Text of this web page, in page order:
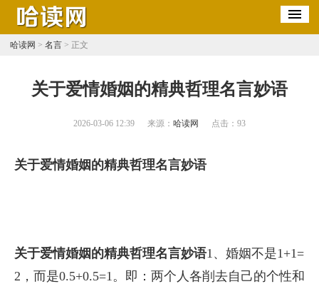
哈读网 > 名言> 正文
​关于爱情婚姻的精典哲理名言妙语
2026-03-06 12:39 来源： 哈读网 点击： 93
关于爱情婚姻的精典哲理名言妙语
关于爱情婚姻的精典哲理名言妙语1、婚姻不是1+1=
2，而是0.5+0.5=1。即：两个人各削去自己的个性和